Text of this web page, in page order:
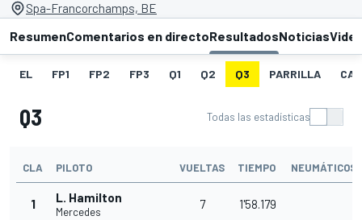
Spa-Francorchamps, BE
ResumenComentarios en directoResultadosNoticias
EL FP1 FP2 FP3 Q1 Q2 Q3 PARRILLA
Q3 Todas las estadísticas
CLA PILOTO VUELTAS TIEMPO NEUMÁTICOS
1 L. Hamilton
Mercedes
7 1'58.179